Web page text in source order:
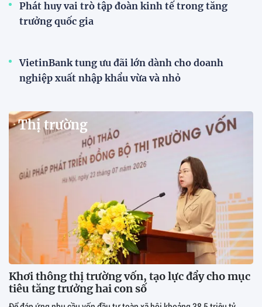
Phát huy vai trò tập đoàn kinh tế trong tăng
trưởng quốc gia
VietinBank tung ưu đãi lớn dành cho doanh
nghiệp xuất nhập khẩu vừa và nhỏ
Thị trường
Khơi thông thị trường vốn, tạo lực đẩy cho mục
tiêu tăng trưởng hai con số